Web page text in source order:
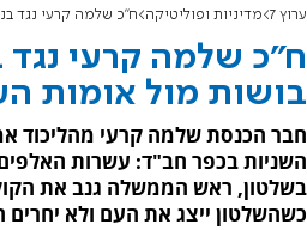
ערוץ 7 מדיניות ופוליטיקה ח"כ שלמה קרעי נגד בנט:
ח"כ שלמה קרעי
בושות מול אומות
השניות בכפר חב"ד: עשרות
בשלטון, ראש הממשלה גנב את
כשהשלטון ייצג את העם ולא יחרים